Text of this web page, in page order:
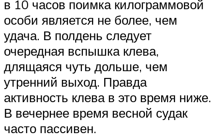
в 10 часов поимка килограммовой
особи является не более, чем
удача. В полдень следует
очередная вспышка клева,
длящаяся чуть дольше, чем
утренний выход. Правда
активность клева в это время ниже.
В вечернее время весной судак
часто пассивен.